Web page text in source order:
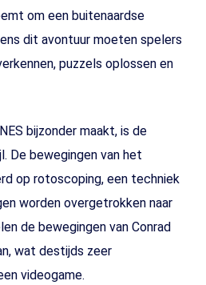
om een buitenaardse
dit avontuur moeten spelers
puzzels oplossen en
bijzonder maakt, is de
De bewegingen van het
op rotoscoping, een techniek
worden overgetrokken naar
de bewegingen van Conrad
wat destijds zeer
videogame.